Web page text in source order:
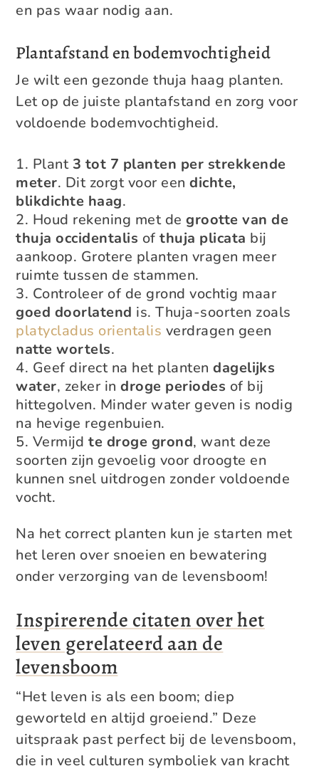
en pas waar nodig aan.
Plantafstand en bodemvochtigheid
Je wilt een gezonde thuja haag planten.
Let op de juiste plantafstand en zorg voor
voldoende bodemvochtigheid.
Plant 3 tot 7 planten per strekkende
meter. Dit zorgt voor eendichte,
blikdichte haag.
Houd rekening met degrootte van de
thuja occidentalis ofthuja plicata bij
aankoop. Grotere planten vragen meer
ruimte tussen de stammen.
Controleer of de grond vochtig maar
goed doorlatend is. Thuja-soorten zoals
platycladus orientalis verdragen geen
natte wortels.
Geef direct na het plantendagelijks
water, zeker indroge periodes of bij
hittegolven. Minder water geven is nodig
na hevige regenbuien.
Vermijdte droge grond, want deze
soorten zijn gevoelig voor droogte en
kunnen snel uitdrogen zonder voldoende
vocht.
Na het correct planten kun je starten met
het leren over snoeien en bewatering
onder verzorging van de levensboom!
Inspirerende citaten over het
leven gerelateerd aan de
levensboom
“Het leven is als een boom; diep
geworteld en altijd groeiend.” Deze
uitspraak past perfect bij de levensboom,
die in veel culturen symboliek van kracht